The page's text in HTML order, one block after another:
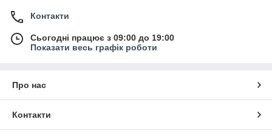
Контакти
Сьогодні працює з 09:00 до 19:00
Показати весь графік роботи
Про нас
Контакти